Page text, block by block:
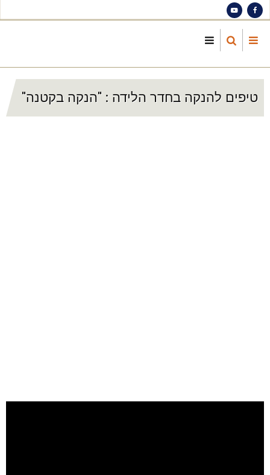
טיפים להנקה בחדר הלידה : "הנקה בקטנה"